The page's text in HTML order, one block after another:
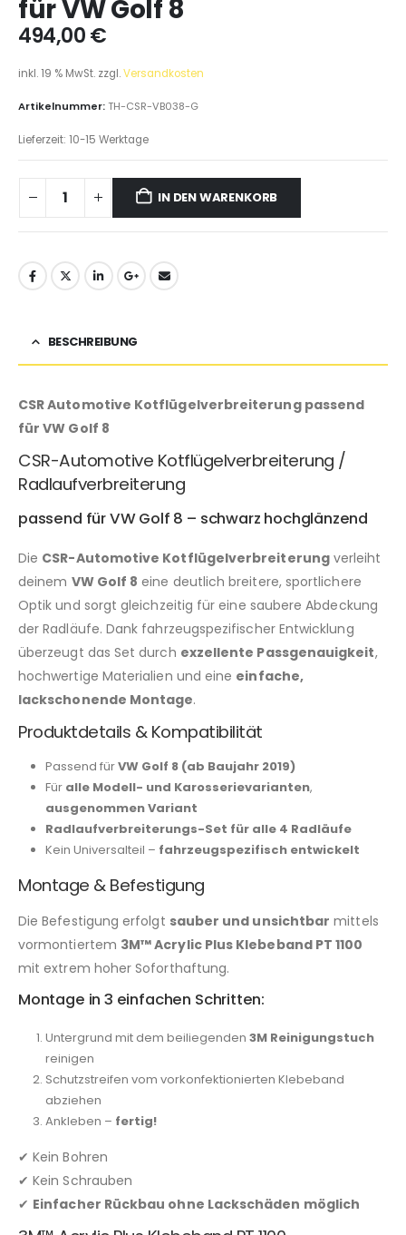
für VW Golf 8
494,00€
inkl. 19 % MwSt. zzgl.Versandkosten
Artikelnummer:TH-CSR-VB038-G
Lieferzeit: 10-15 Werktage
IN DEN WARENKORB
BESCHREIBUNG
CSR Automotive Kotflügelverbreiterung passend
für VW Golf 8
CSR-Automotive Kotflügelverbreiterung /
Radlaufverbreiterung
passend für VW Golf 8 – schwarz hochglänzend
Die CSR-Automotive Kotflügelverbreiterungverleiht
deinem VW Golf 8 eine deutlich breitere, sportlichere
Optik und sorgt gleichzeitig für eine saubere Abdeckung
der Radläufe. Dank fahrzeugspezifischer Entwicklung
überzeugt das Set durch exzellente Passgenauigkeit,
hochwertige Materialien und eine einfache,
lackschonende Montage.
Produktdetails & Kompatibilität
Passend fürVW Golf 8 (ab Baujahr 2019)
Für alle Modell- und Karosserievarianten,
ausgenommen Variant
Radlaufverbreiterungs-Set für alle 4 Radläufe
Kein Universalteil – fahrzeugspezifisch entwickelt
Montage & Befestigung
Die Befestigung erfolgt sauber und unsichtbar mittels
vormontiertem 3M™ Acrylic Plus Klebeband PT 1100
mit extrem hoher Soforthaftung.
Montage in 3 einfachen Schritten:
Untergrund mit dem beiliegenden 3M Reinigungstuch
reinigen
Schutzstreifen vom vorkonfektionierten Klebeband
abziehen
Ankleben – fertig!
✔ Kein Bohren
✔ Kein Schrauben
✔ Einfacher Rückbau ohne Lackschäden möglich